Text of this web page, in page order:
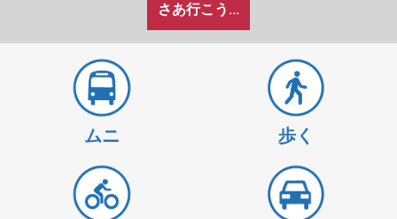
が
ど
さあ行こう...
ムニ 歩く